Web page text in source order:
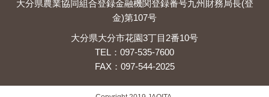
大分県農業協同組合登録金融機関登録番号九州財務局長(登
金)第107号
大分県大分市花園3丁目2番10号
TEL：097-535-7600
FAX：097-544-2025